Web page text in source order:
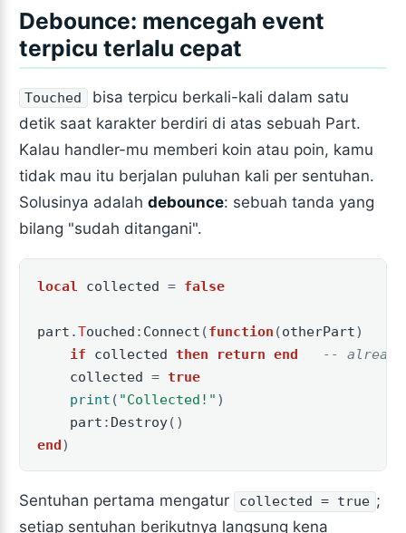
Debounce: mencegah event
terpicu terlalu cepat
Touched
bisa terpicu berkali-kali dalam satu
detik saat karakter berdiri di atas sebuah Part.
Kalau handler-mu memberi koin atau poin, kamu
tidak mau itu berjalan puluhan kali per sentuhan.
Solusinya adalahdebounce: sebuah tanda yang
bilang "sudah ditangani".
local collected = false
part .Touched : Connect (function (otherPart)
if
collected then return end
--
collected = true
print ( "Collected!" )
part : Destroy()
end)
Sentuhan pertama mengatur collected = true ;
setiap sentuhan berikutnya langsung kena